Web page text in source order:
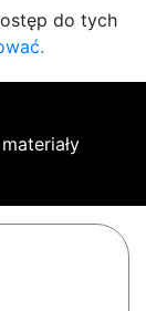
do tych